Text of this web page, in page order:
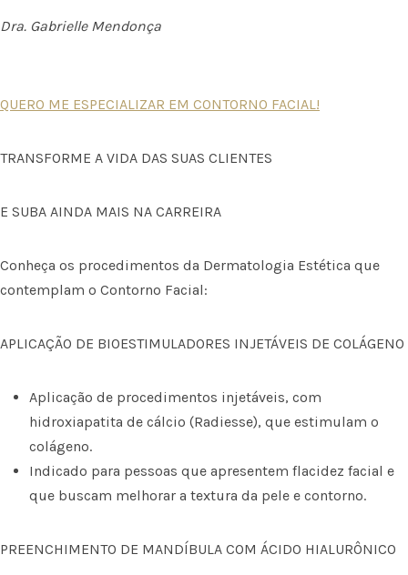
Dra. Gabrielle Mendonça
QUERO ME ESPECIALIZAR EM CONTORNO FACIAL!
TRANSFORME A VIDA DAS SUAS CLIENTES
E SUBA AINDA MAIS NA CARREIRA
Conheça os procedimentos da Dermatologia Estética que
contemplam o Contorno Facial:
APLICAÇÃO DE BIOESTIMULADORES INJETÁVEIS DE COLÁGENO
Aplicação de procedimentos injetáveis, com
hidroxiapatita de cálcio (Radiesse), que estimulam o
colágeno.
Indicado para pessoas que apresentem flacidez facial e
que buscam melhorar a textura da pele e contorno.
PREENCHIMENTO DE MANDÍBULA COM ÁCIDO HIALURÔNICO